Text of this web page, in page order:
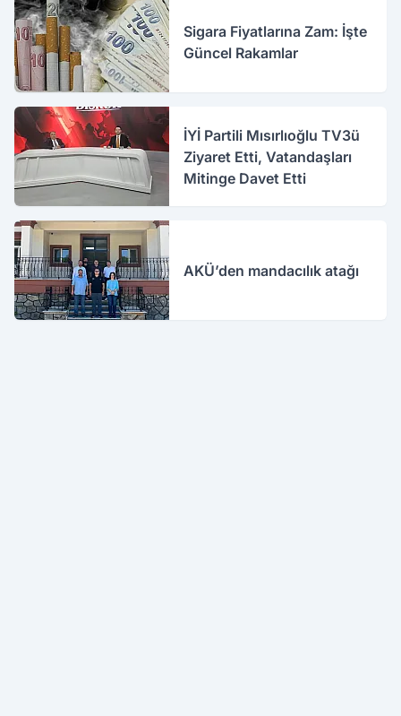
Sigara Fiyatlarına Zam: İşte
Güncel Rakamlar
İYİ Partili Mısırlıoğlu TV3ü
Ziyaret Etti, Vatandaşları
Mitinge Davet Etti
AKÜ’den mandacılık atağı